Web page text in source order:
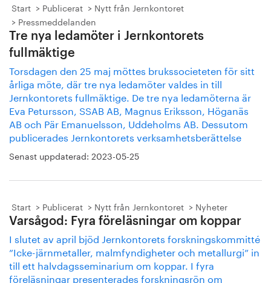
Start Publicerat
Nytt från Jernkontoret
Pressmeddelanden
Tre nya ledamöter i Jernkontorets
fullmäktige
Torsdagen den 25 maj möttes brukssocieteten för sitt
årliga möte, där tre nya ledamöter valdes in till
Jernkontorets fullmäktige. De tre nya ledamöterna är
Eva Petursson, SSAB AB, Magnus Eriksson, Höganäs
AB och Pär Emanuelsson, Uddeholms AB. Dessutom
publicerades Jernkontorets verksamhetsberättelse
Senast uppdaterad: 2023-05-25
Start Publicerat Nytt från Jernkontoret Nyheter
Varsågod: Fyra föreläsningar om koppar
I slutet av april bjöd Jernkontorets forskningskommitté
”Icke-järnmetaller, malmfyndigheter och metallurgi” in
till ett halvdagsseminarium om koppar. I fyra
föreläsningar presenterades forskningsrön om